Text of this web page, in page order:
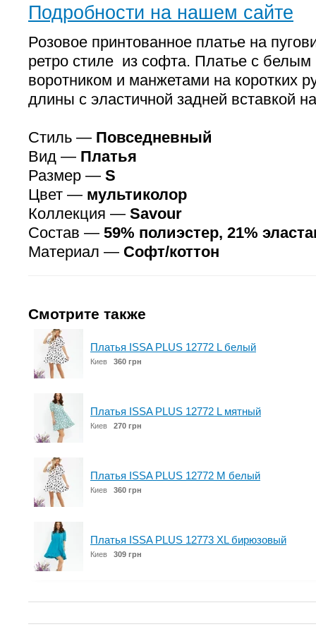
Подробности на нашем сайте
Розовое принтованное платье на
ретро стиле из софта. Платье с белым
воротником и манжетами на коротких
длины с эластичной задней вставкой
Стиль — Повседневный
Вид — Платья
Размер — S
Цвет — мультиколор
Коллекция — Savour
Состав — 59% полиэстер, 21%
Материал — Софт/коттон
Смотрите также
Платья ISSA PLUS 12772 L белый
Киев 360 грн
Платья ISSA PLUS 12772 L мятный
Киев 270 грн
Платья ISSA PLUS 12772 M белый
Киев 360 грн
Платья ISSA PLUS 12773 XL бирюзовый
Киев 309 грн